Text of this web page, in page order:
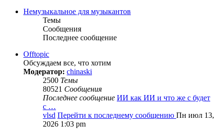
Немузыкальное для музыкантов
Темы
Сообщения
Последнее сообщение
Offtopic
Обсуждаем все, что хотим
Модератор: chinaski
2500 Темы
80521 Сообщения
Последнее сообщение ИИ как ИИ и что же с будет
с …
vlsd Перейти к последнему сообщению Пн июл 13,
2026 1:03 pm